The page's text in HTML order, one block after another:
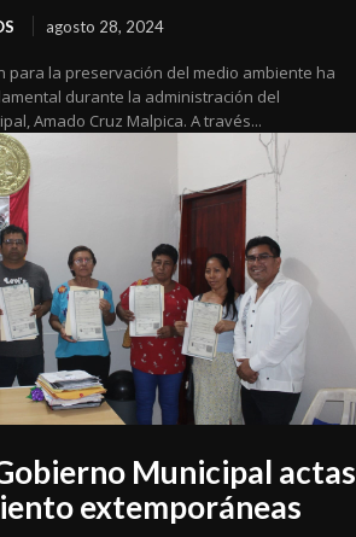
agosto 28, 2024
para la preservación del medio ambiente ha
durante la administración del
Amado Cruz Malpica. A través...
Municipal actas
extemporáneas